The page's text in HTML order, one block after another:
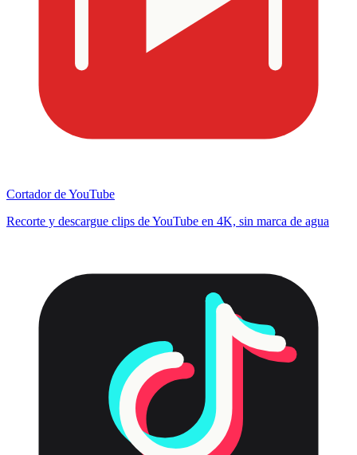
Cortador de YouTube
Recorte y descargue clips de YouTube en 4K, sin marca de agua